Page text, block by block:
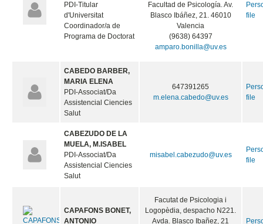
PDI-Titular
d'Universitat
Coordinador/a de
Programa de Doctorat
Facultad de Psicología. Av.
Blasco Ibáñez, 21. 46010
Valencia
(9638) 64397
amparo.bonilla@uv.es
file
CABEDO BARBER,
MARIA ELENA
PDI-Associat/Da
Assistencial Ciencies
Salut
647391265
m.elena.cabedo@uv.es
file
CABEZUDO DE LA
MUELA, M.ISABEL
PDI-Associat/Da
Assistencial Ciencies
Salut
misabel.cabezudo@uv.es
file
CAPAFONS BONET,
ANTONIO
Facutat de Psicologia i
Logopèdia, despacho N221.
Avda. Blasco Ibañez, 21